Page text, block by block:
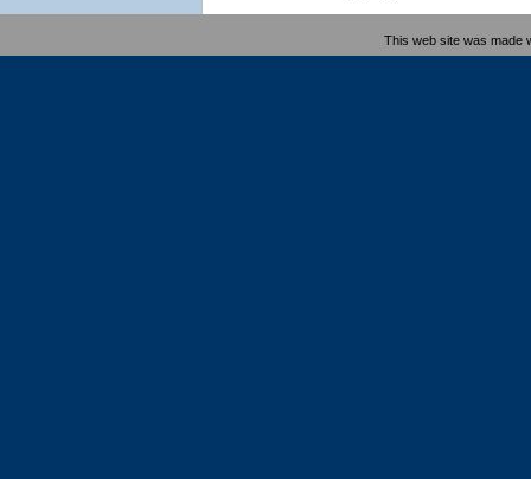
This web site was made